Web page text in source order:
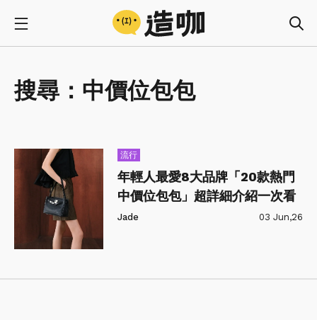
搜尋： 中價位包包
流行
年輕人最愛8大品牌「20款熱門
中價位包包」超詳細介紹一次看
Jade 03 Jun,26